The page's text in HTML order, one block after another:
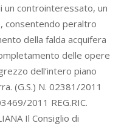
un controinteressato, un
consentendo peraltro
della falda acquifera
delle opere
dell’intero piano
(G.S.) N. 02381/2011
2011 REG.RIC.
Il Consiglio di